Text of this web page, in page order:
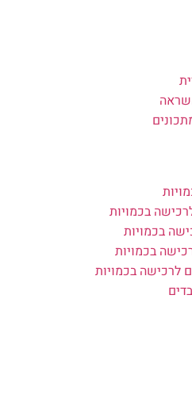
בכמויות
בכמויות
בכמויות
לרכישה בכמויות